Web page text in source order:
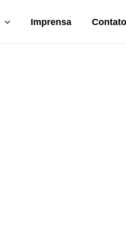
Imprensa Contato